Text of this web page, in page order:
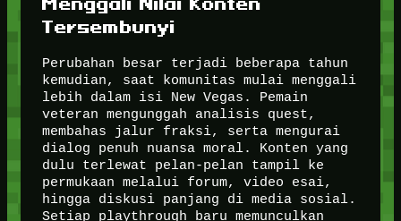
Tersembunyi
Perubahan besar terjadi beberapa tahun
kemudian, saat komunitas mulai menggali
lebih dalam isi New Vegas. Pemain
veteran mengunggah analisis quest,
membahas jalur fraksi, serta mengurai
dialog penuh nuansa moral. Konten yang
dulu terlewat pelan-pelan tampil ke
permukaan melalui forum, video esai,
hingga diskusi panjang di media sosial.
Setiap playthrough baru memunculkan